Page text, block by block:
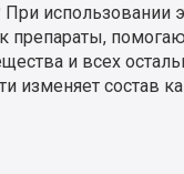
При использовании
препараты,
и всех
изменяет состав